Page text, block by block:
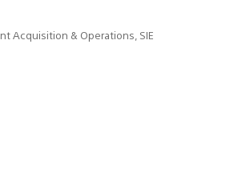
Acquisition & Operations, SIE